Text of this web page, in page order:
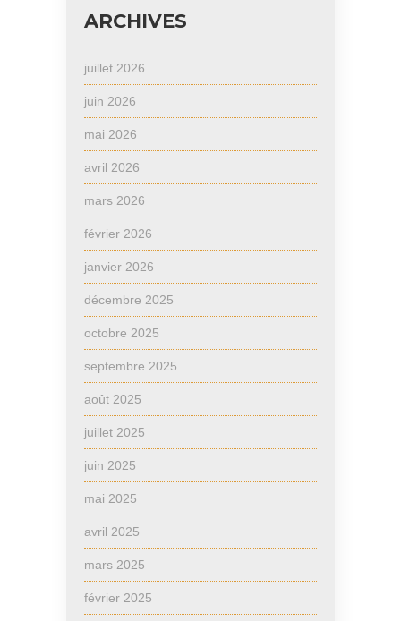
ARCHIVES
juillet 2026
juin 2026
mai 2026
avril 2026
mars 2026
février 2026
janvier 2026
décembre 2025
octobre 2025
septembre 2025
août 2025
juillet 2025
juin 2025
mai 2025
avril 2025
mars 2025
février 2025